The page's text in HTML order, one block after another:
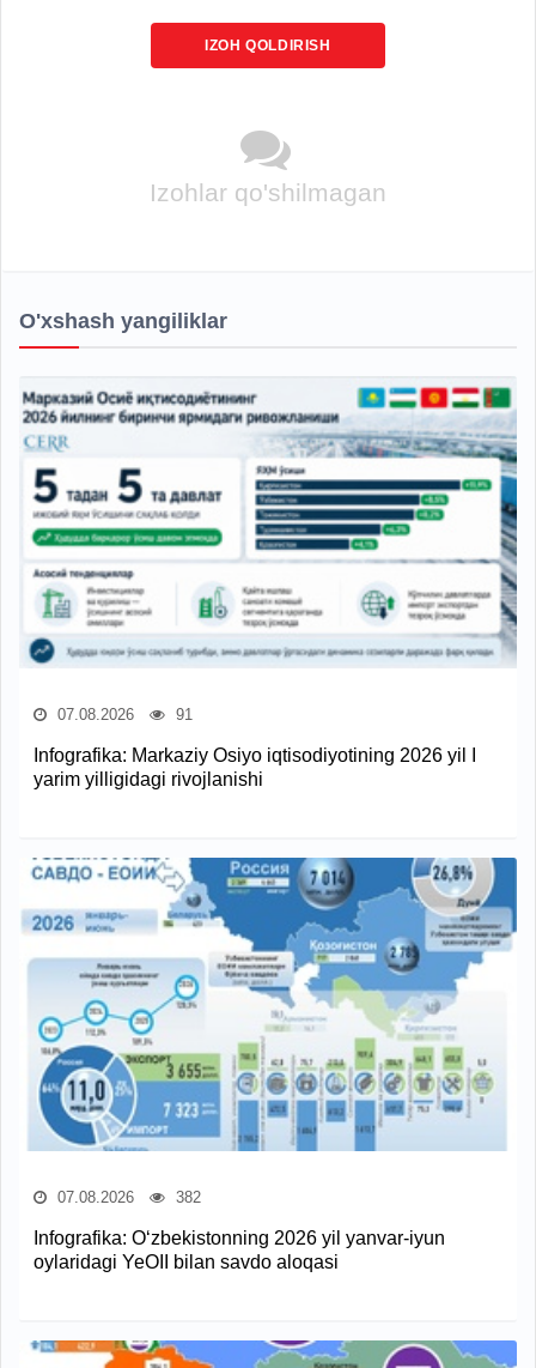
IZOH QOLDIRISH
Izohlar qo'shilmagan
O'xshash yangiliklar
07.08.2026 91
Infografika: Markaziy Osiyo iqtisodiyotining 2026 yil I
yarim yilligidagi rivojlanishi
07.08.2026 382
Infografika: O‘zbekistonning 2026 yil yanvar-iyun
oylaridagi YeOII bilan savdo aloqasi